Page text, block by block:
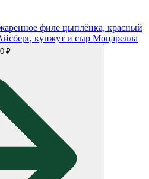
филе цыплёнка, красный
кунжут и сыр Моцарелла
₽